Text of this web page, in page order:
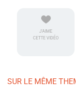
J'AIME
CETTE VIDÉO
SUR LE MÊME